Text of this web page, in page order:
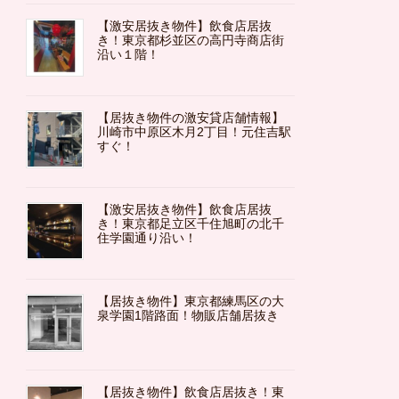
【激安居抜き物件】飲食店居抜
き！東京都杉並区の高円寺商店街
沿い１階！
【居抜き物件の激安貸店舗情報】
川崎市中原区木月2丁目！元住吉駅
すぐ！
【激安居抜き物件】飲食店居抜
き！東京都足立区千住旭町の北千
住学園通り沿い！
【居抜き物件】東京都練馬区の大
泉学園1階路面！物販店舗居抜き
【居抜き物件】飲食店居抜き！東